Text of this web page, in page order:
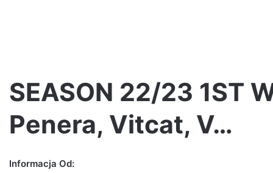
SEASON 22/23 1ST
Penera, Vitcat, V…
Informacja Od:
#30
w